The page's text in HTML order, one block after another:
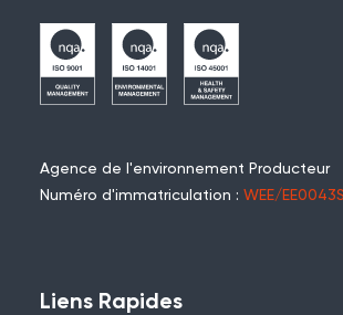
Agence de l'environnement Producteur
Numéro d'immatriculation : WEE/
Liens Rapides